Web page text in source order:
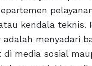
kendala teknis.
adalah menyadari
media sosial